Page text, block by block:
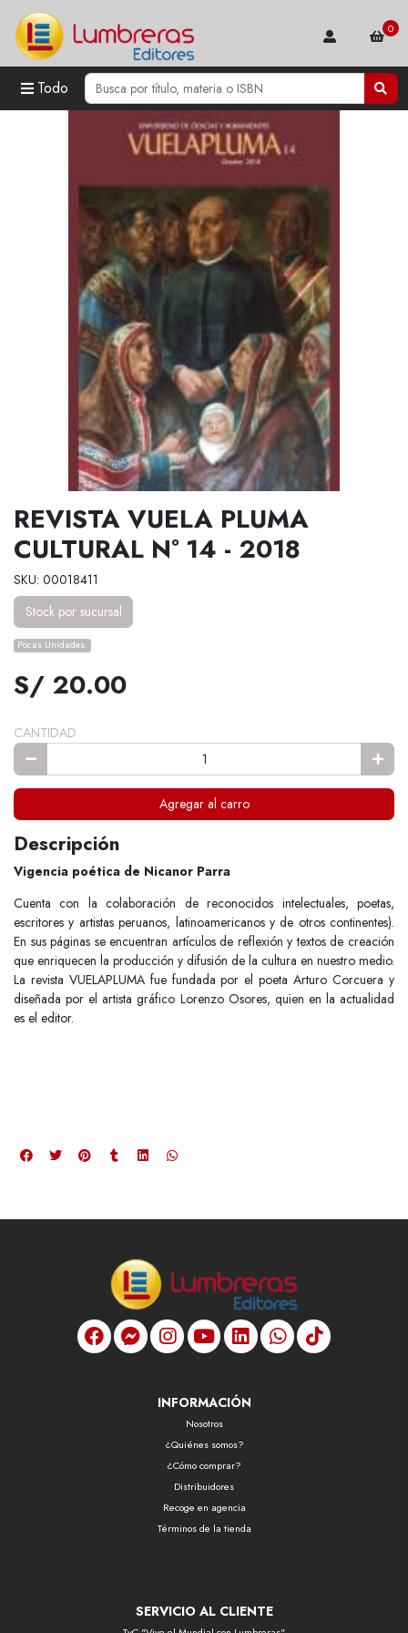
Todo
0
REVISTA VUELA PLUMA
CULTURAL Nº 14 - 2018
SKU: 00018411
Stock por sucursal
Pocas Unidades.
S/ 20.00
CANTIDAD
Agregar al carro
Descripción
Vigencia poética de Nicanor Parra
Cuenta con la colaboración de reconocidos intelectuales, poetas,
escritores y artistas peruanos, latinoamericanos y de otros continentes).
En sus páginas se encuentran artículos de reflexión y textos de creación
que enriquecen la producción y difusión de la cultura en nuestro medio.
La revista VUELAPLUMA fue fundada por el poeta Arturo Corcuera y
diseñada por el artista gráfico Lorenzo Osores, quien en la actualidad
es el editor.
INFORMACIÓN
Nosotros
¿Quiénes somos?
¿Cómo comprar?
Distribuidores
Recoge en agencia
Términos de la tienda
SERVICIO AL CLIENTE